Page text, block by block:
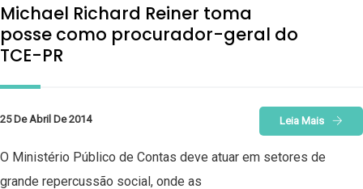
Michael Richard Reiner toma
posse como procurador-geral do
TCE-PR
25 De Abril De 2014 Leia Mais
O Ministério Público de Contas deve atuar em setores de
grande repercussão social, onde as